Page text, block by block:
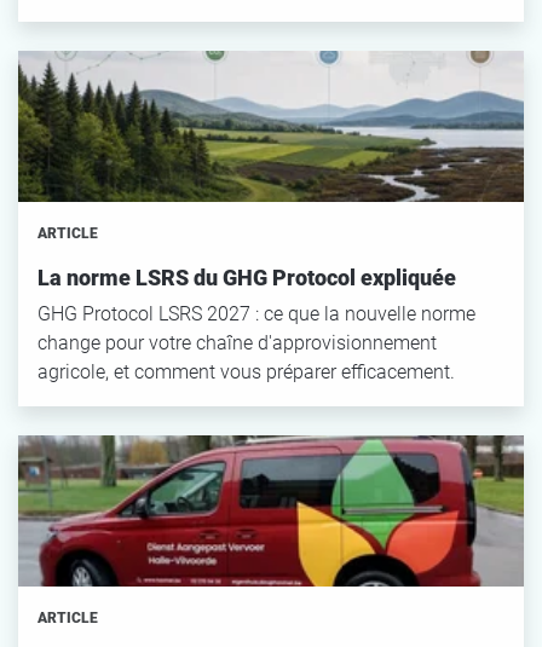
ARTICLE
La norme LSRS du GHG Protocol expliquée
GHG Protocol LSRS 2027 : ce que la nouvelle norme
change pour votre chaîne d'approvisionnement
agricole, et comment vous préparer efficacement.
ARTICLE